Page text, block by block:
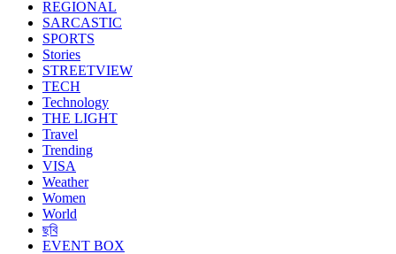
REGIONAL
SARCASTIC
SPORTS
Stories
STREETVIEW
TECH
Technology
THE LIGHT
Travel
Trending
VISA
Weather
Women
World
ছবি
EVENT BOX